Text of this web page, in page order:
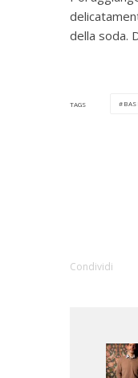
della soda.
TAGS
Condividi